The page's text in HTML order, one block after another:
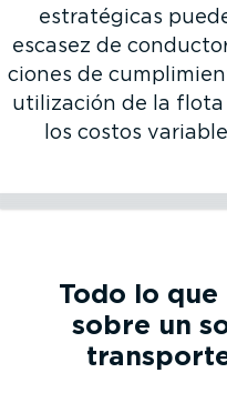
estra­té­gicas
escasez de
ciones de
utilización de la
los costos
Presión financiera
Todo lo
sobre un